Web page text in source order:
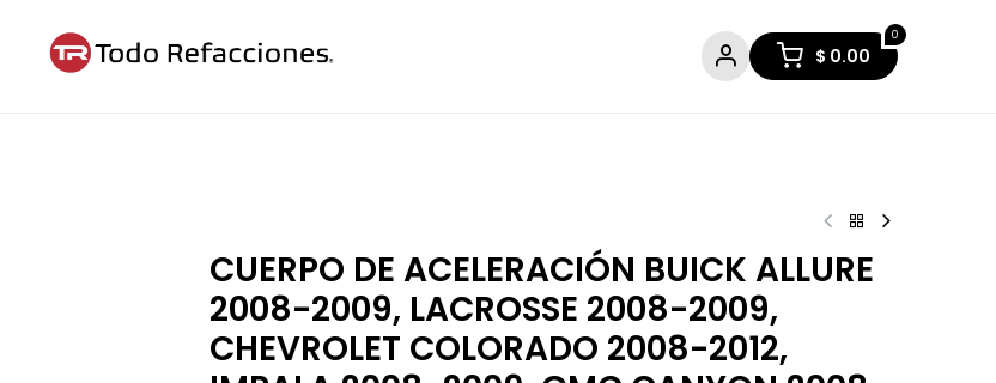
0
$ 0.00
CUERPO DE ACELERACIÓN BUICK ALLURE
2008-2009, LACROSSE 2008-2009,
CHEVROLET COLORADO 2008-2012,